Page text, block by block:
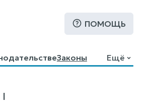
ПОМОЩЬ
Законы
Ещё